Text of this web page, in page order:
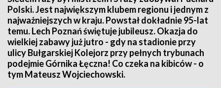
Polski. Jest największym klubem regionu i jednym z
najważniejszych w kraju. Powstał dokładnie 95-lat
temu. Lech Poznań świętuje jubileusz. Okazja do
wielkiej zabawy już jutro - gdy na stadionie przy
ulicy Bułgarskiej Kolejorz przy pełnych trybunach
podejmie Górnika Łęczna! Co czeka na kibiców - o
tym Mateusz Wojciechowski.